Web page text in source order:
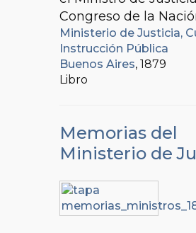
Congreso de la
Ministerio de Justicia,
Instrucción Pública
Buenos Aires, 1879
Libro
Memorias del
Ministerio de